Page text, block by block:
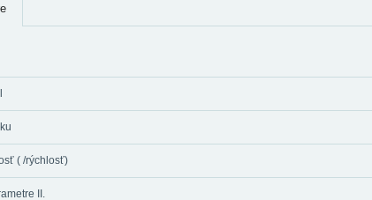
( /rýchlosť)
II.